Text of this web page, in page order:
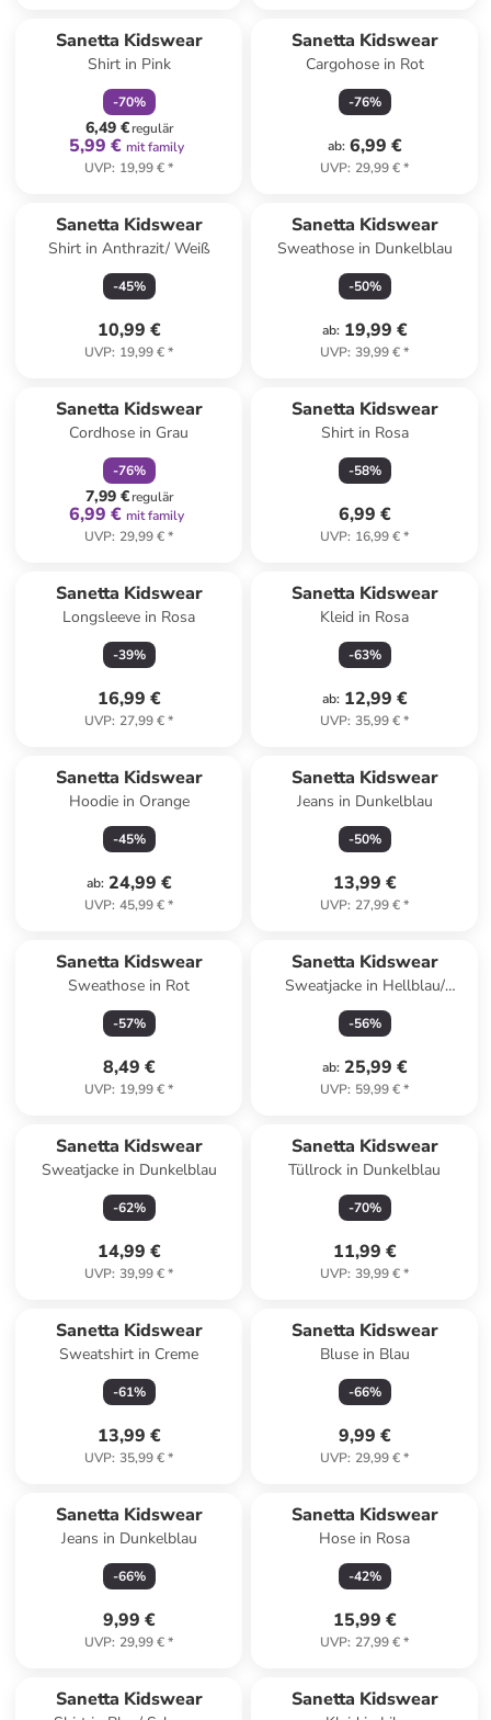
Sanetta Kidswear
Shirt in Pink
-70%
6,49 €regulär
5,99 € mit family
UVP: 19,99 €*
Sanetta Kidswear
Cargohose in Rot
-76%
ab: 6,99 €
UVP: 29,99 €*
Sanetta Kidswear
Shirt in Anthrazit/ Weiß
-45%
10,99 €
UVP: 19,99 €*
Sanetta Kidswear
Sweathose in Dunkelblau
-50%
ab: 19,99 €
UVP: 39,99 €*
Sanetta Kidswear
Cordhose in Grau
-76%
7,99 €regulär
6,99 € mit family
UVP: 29,99 €*
Sanetta Kidswear
Shirt in Rosa
-58%
6,99 €
UVP: 16,99 €*
Sanetta Kidswear
Longsleeve in Rosa
-39%
16,99 €
UVP: 27,99 €*
Sanetta Kidswear
Kleid in Rosa
-63%
ab: 12,99 €
UVP: 35,99 €*
Sanetta Kidswear
Hoodie in Orange
-45%
ab: 24,99 €
UVP: 45,99 €*
Sanetta Kidswear
Jeans in Dunkelblau
-50%
13,99 €
UVP: 27,99 €*
Sanetta Kidswear
Sweathose in Rot
-57%
8,49 €
UVP: 19,99 €*
Sanetta Kidswear
Sweatjacke in Hellblau/
Dunkelblau
-56%
ab: 25,99 €
UVP: 59,99 €*
Sanetta Kidswear
Sweatjacke in Dunkelblau
-62%
14,99 €
UVP: 39,99 €*
Sanetta Kidswear
Tüllrock in Dunkelblau
-70%
11,99 €
UVP: 39,99 €*
Sanetta Kidswear
Sweatshirt in Creme
-61%
13,99 €
UVP: 35,99 €*
Sanetta Kidswear
Bluse in Blau
-66%
9,99 €
UVP: 29,99 €*
Sanetta Kidswear
Jeans in Dunkelblau
-66%
9,99 €
UVP: 29,99 €*
Sanetta Kidswear
Hose in Rosa
-42%
15,99 €
UVP: 27,99 €*
Sanetta Kidswear Sanetta Kidswear